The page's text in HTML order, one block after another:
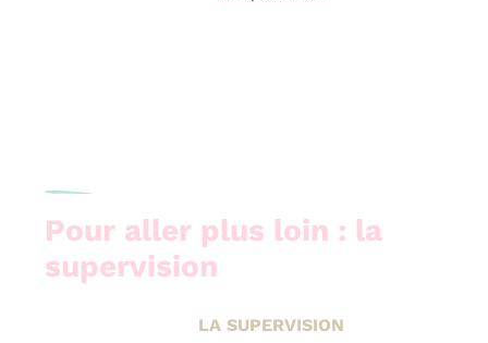
Pour aller plus loin : la
supervision
LA SUPERVISION